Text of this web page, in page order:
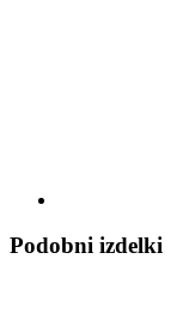
Podobni izdelki